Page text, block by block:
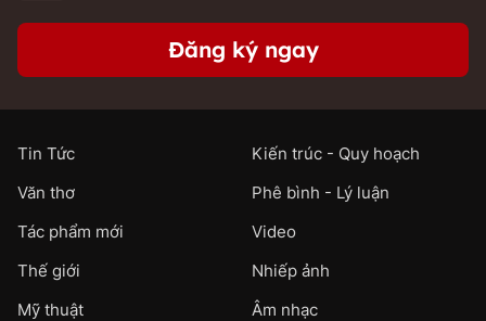
Đăng ký ngay
Tin Tức
Kiến trúc - Quy hoạch
Văn thơ
Phê bình - Lý luận
Tác phẩm mới
Video
Thế giới
Nhiếp ảnh
Mỹ thuật
Âm nhạc